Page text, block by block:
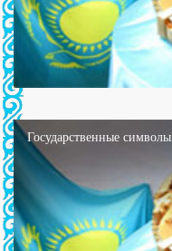
Государственные символы